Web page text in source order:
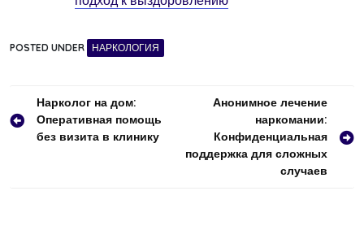
POSTED UNDER НАРКОЛОГИЯ
Навигация
по
Нарколог на дом:
Оперативная помощь
без визита в клинику
Анонимное лечение
наркомании:
Конфиденциальная
поддержка для сложных
случаев